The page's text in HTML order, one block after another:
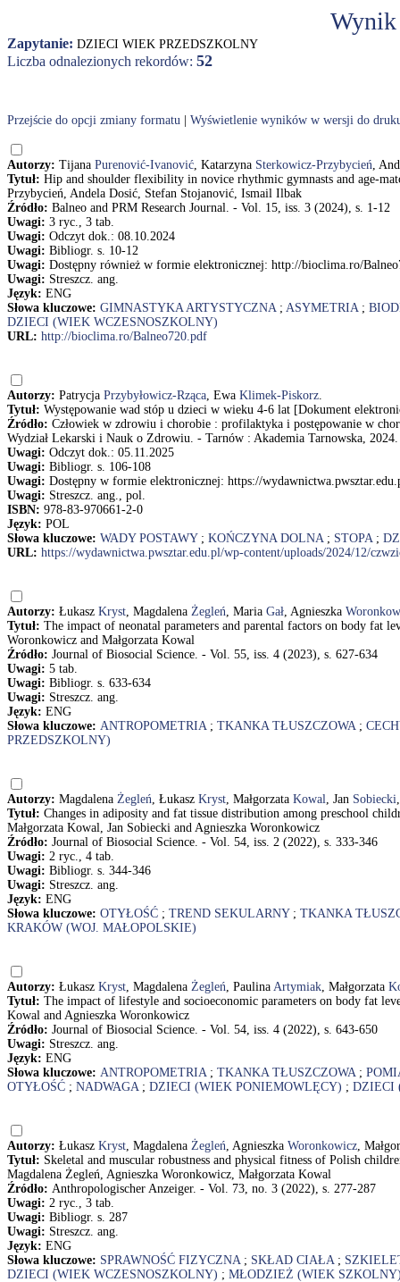
Zapytanie: DZIECI WIEK PRZEDSZKOLNY
Liczba odnalezionych rekordów: 52
Przejście do opcji zmiany formatu Wyświetlenie wyników w wersji do
Autorzy: Tijana Purenović-Ivanović, Katarzyna Sterkowicz-Przybycień,
Tytuł: Hip and shoulder flexibility in novice rhythmic gymnasts and age-
Przybycień, Andela Dosić, Stefan Stojanović, Ismail Ilbak
Źródło: Balneo and PRM Research Journal. - Vol. 15, iss. 3 (2024), s. 1-12
Uwagi: 3 ryc., 3 tab.
Uwagi: Odczyt dok.: 08.10.2024
Uwagi: Bibliogr. s. 10-12
Uwagi: Dostępny również w formie elektronicznej: http://bioclima.ro/
Uwagi: Streszcz. ang.
Język: ENG
Słowa kluczowe: GIMNASTYKA ARTYSTYCZNA; ASYMETRIA;
DZIECI (WIEK WCZESNOSZKOLNY)
URL: http://bioclima.ro/Balneo720.pdf
Autorzy: Patrycja Przybyłowicz-Rząca, Ewa Klimek-Piskorz.
Tytuł: Występowanie wad stóp u dzieci w wieku 4-6 lat [Dokument
Źródło: Człowiek w zdrowiu i chorobie : profilaktyka i postępowanie w
Wydział Lekarski i Nauk o Zdrowiu. - Tarnów : Akademia Tarnowska,
Uwagi: Odczyt dok.: 05.11.2025
Uwagi: Bibliogr. s. 106-108
Uwagi: Dostępny w formie elektronicznej: https://
Uwagi: Streszcz. ang., pol.
ISBN: 978-83-970661-2-0
Język: POL
Słowa kluczowe: WADY POSTAWY; KOŃCZYNA DOLNA; STOPA;
URL: https://wydawnictwa.pwsztar.edu.pl/wp-content/uploads/2024/12/
Autorzy: Łukasz Kryst, Magdalena Żegleń, Maria Gał, Agnieszka
Tytuł: The impact of neonatal parameters and parental factors on body fat
Woronkowicz and Małgorzata Kowal
Źródło: Journal of Biosocial Science. - Vol. 55, iss. 4 (2023), s. 627-634
Uwagi: 5 tab.
Uwagi: Bibliogr. s. 633-634
Uwagi: Streszcz. ang.
Język: ENG
Słowa kluczowe: ANTROPOMETRIA; TKANKA TŁUSZCZOWA;
PRZEDSZKOLNY)
Autorzy: Magdalena Żegleń, Łukasz Kryst, Małgorzata Kowal, Jan Sobiecki
Tytuł: Changes in adiposity and fat tissue distribution among preschool
Małgorzata Kowal, Jan Sobiecki and Agnieszka Woronkowicz
Źródło: Journal of Biosocial Science. - Vol. 54, iss. 2 (2022), s. 333-346
Uwagi: 2 ryc., 4 tab.
Uwagi: Bibliogr. s. 344-346
Uwagi: Streszcz. ang.
Język: ENG
Słowa kluczowe: OTYŁOŚĆ ; TREND SEKULARNY; TKANKA
KRAKÓW (WOJ. MAŁOPOLSKIE)
Autorzy: Łukasz Kryst, Magdalena Żegleń, Paulina Artymiak, Małgorzata
Tytuł: The impact of lifestyle and socioeconomic parameters on body fat
Kowal and Agnieszka Woronkowicz
Źródło: Journal of Biosocial Science. - Vol. 54, iss. 4 (2022), s. 643-650
Uwagi: Streszcz. ang.
Język: ENG
Słowa kluczowe: ANTROPOMETRIA; TKANKA TŁUSZCZOWA;
OTYŁOŚĆ ; NADWAGA; DZIECI (WIEK PONIEMOWLĘCY) ; DZIECI
Autorzy: Łukasz Kryst, Magdalena Żegleń, Agnieszka Woronkowicz,
Tytuł: Skeletal and muscular robustness and physical fitness of Polish
Magdalena Żegleń, Agnieszka Woronkowicz, Małgorzata Kowal
Źródło: Anthropologischer Anzeiger. - Vol. 73, no. 3 (2022), s. 277-287
Uwagi: 2 ryc., 3 tab.
Uwagi: Bibliogr. s. 287
Uwagi: Streszcz. ang.
Język: ENG
Słowa kluczowe: SPRAWNOŚĆ FIZYCZNA; SKŁAD CIAŁA;
DZIECI (WIEK WCZESNOSZKOLNY) ; MŁODZIEŻ (WIEK